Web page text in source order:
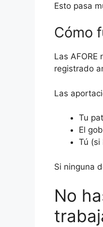
Esto pasa
Cómo
Las
registrado
Las
Tu
El
Tú (si
Si ninguna
No